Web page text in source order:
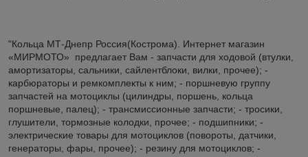
"Кольца МТ-Днепр Россия(Кострома). Интернет магазин
«МИРМОТО» предлагает Вам - запчасти для ходовой (втулки,
амортизаторы, сальники, сайлентблоки, вилки, прочее); -
карбюраторы и ремкомплекты к ним; - поршневую группу
запчастей на мотоциклы (цилиндры, поршень, кольца
поршневые, палец); - трансмиссионные запчасти; - тросики,
глушители, тормозные колодки, прочее; - подшипники; -
электрические товары для мотоциклов (повороты, датчики,
генераторы, фары, прочее); - резину для мотоциклов; -